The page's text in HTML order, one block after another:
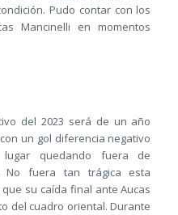
Pudo contar con los
Mancinelli en momentos
del 2023 será de un año
un gol diferencia negativo
quedando fuera de
No fuera tan trágica esta
su caída final ante Aucas
del cuadro oriental. Durante